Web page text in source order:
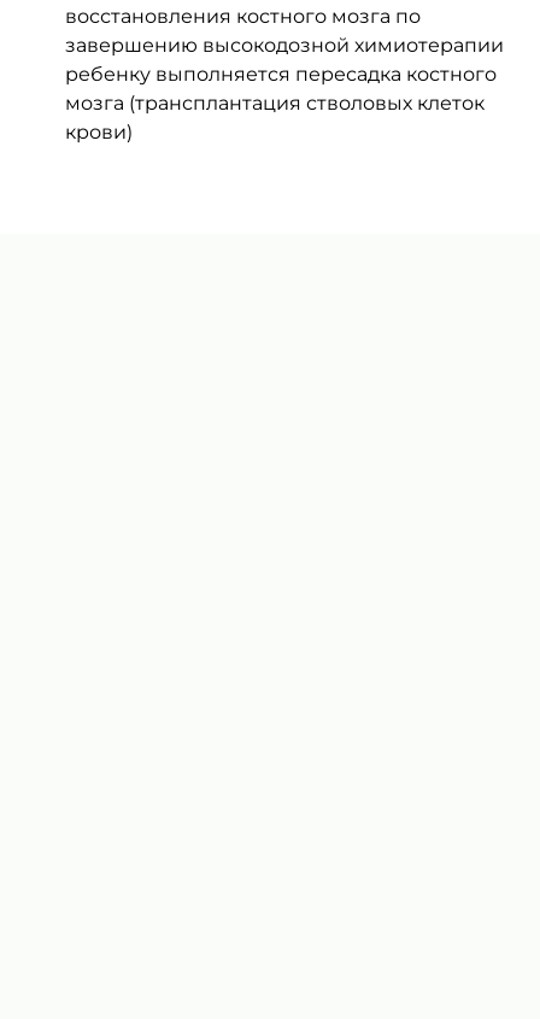
восстановления костного мозга по
завершению высокодозной химиотерапии
ребенку выполняется пересадка костного
мозга (трансплантация стволовых клеток
крови)